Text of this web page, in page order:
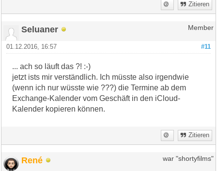
Zitieren
Seluaner Member
#11
01.12.2016, 16:57
... ach so läuft das ?! :-)
jetzt ists mir verständlich. Ich müsste also irgendwie
(wenn ich nur wüsste wie ???) die Termine ab dem
Exchange-Kalender vom Geschäft in den iCloud-
Kalender kopieren können.
Zitieren
René war "shortyfilms"